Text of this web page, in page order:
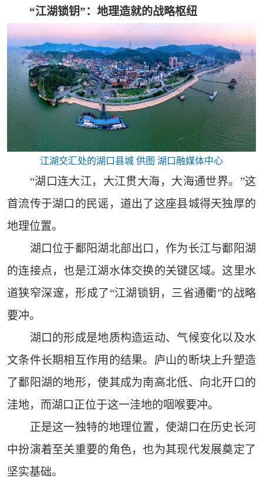
“江湖锁钥”：地理造就的战略枢纽
江湖交汇处的湖口县城 供图 湖口融媒体中心
“湖口连大江，大江贯大海，大海通世界。”这
首流传于湖口的民谣，道出了这座县城得天独厚的
地理位置。
湖口位于鄱阳湖北部出口，作为长江与鄱阳湖
的连接点，也是江湖水体交换的关键区域。这里水
道狭窄深邃，形成了“江湖锁钥，三省通衢”的战略
要冲。
湖口的形成是地质构造运动、气候变化以及水
文条件长期相互作用的结果。庐山的断块上升塑造
了鄱阳湖的地形，使其成为南高北低、向北开口的
洼地，而湖口正位于这一洼地的咽喉要冲。
正是这一独特的地理位置，使湖口在历史长河
中扮演着至关重要的角色，也为其现代发展奠定了
坚实基础。